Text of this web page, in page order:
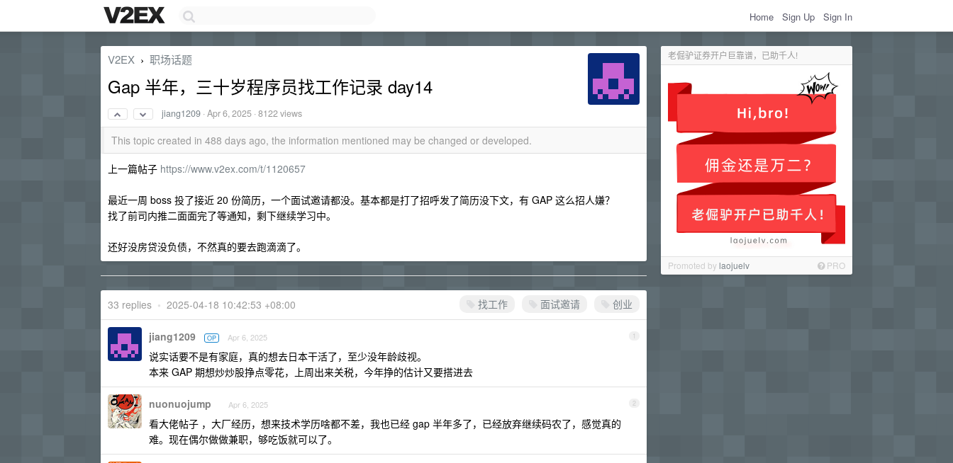
Home Sign Up Sign In
老倔驴证券开户巨靠谱，已助千人!
Promoted bylaojuelv PRO
V2EX › 职场话题
Gap 半年，三十岁程序员找工作记录 day14
jiang1209 ·Apr 6, 2025 · 8122 views
This topic created in 488 days ago, the information mentioned may be changed or developed.
上一篇帖子 https://www.v2ex.com/t/1120657
最近一周 boss 投了接近 20 份简历，一个面试邀请都没。基本都是打了招呼发了简历没下文，有 GAP 这么招人嫌？
找了前司内推二面面完了等通知，剩下继续学习中。
还好没房贷没负债，不然真的要去跑滴滴了。
找工作 面试邀请 创业
33 replies • 2025-04-18 10:42:53 +08:00
1
jiang1209 OP Apr 6, 2025
说实话要不是有家庭，真的想去日本干活了，至少没年龄歧视。
本来 GAP 期想炒炒股挣点零花，上周出来关税，今年挣的估计又要搭进去
2
nuonuojump Apr 6, 2025
看大佬帖子 ，大厂经历，想来技术学历啥都不差，我也已经 gap 半年多了，已经放弃继续码农了，感觉真的
难。现在偶尔做做兼职，够吃饭就可以了。